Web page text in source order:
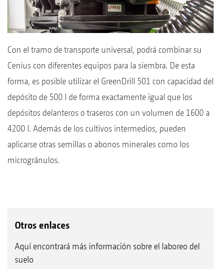
Con el tramo de transporte universal, podrá combinar su
Cenius con diferentes equipos para la siembra. De esta
forma, es posible utilizar el GreenDrill 501 con capacidad del
depósito de 500 l de forma exactamente igual que los
depósitos delanteros o traseros con un volumen de 1600 a
4200 l. Además de los cultivos intermedios, pueden
aplicarse otras semillas o abonos minerales como los
microgránulos.
Otros enlaces
Aquí encontrará más información sobre el laboreo del
suelo